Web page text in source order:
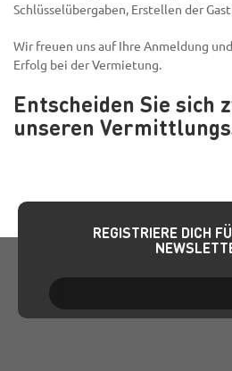
Schlüsselübergaben, Erstellen der
Wir freuen uns auf Ihre Anmeldung
Erfolg bei der Vermietung.
Entscheiden Sie sich
unseren
REGISTRIERE DICH